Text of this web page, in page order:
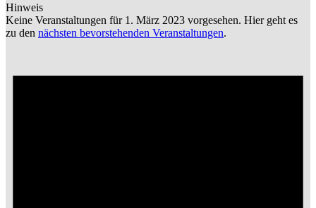
Hinweis
Keine Veranstaltungen für 1. März 2023 vorgesehen. Hier geht es
zu den nächsten bevorstehenden Veranstaltungen.